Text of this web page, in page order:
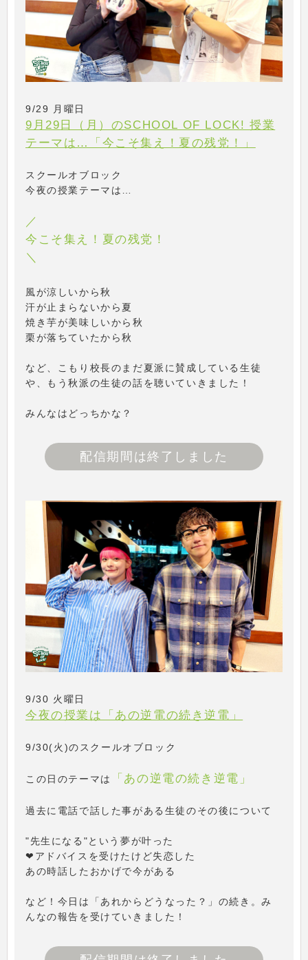
9/29 月曜日
9月29日（月）のSCHOOL OF LOCK! 授業
テーマは…「今こそ集え！夏の残党！」
スクールオブロック
今夜の授業テーマは…
／
今こそ集え！夏の残党！
＼
風が涼しいから秋
汗が止まらないから夏
焼き芋が美味しいから秋
栗が落ちていたから秋
など、こもり校長のまだ夏派に賛成している生徒
や、もう秋派の生徒の話を聴いていきました！
みんなはどっちかな？
配信期間は終了しました
9/30 火曜日
今夜の授業は「あの逆電の続き逆電」
9/30(火)のスクールオブロック
この日のテーマは 「あの逆電の続き逆電」
過去に電話で話した事がある生徒のその後について
"先生になる"という夢が叶った
❤アドバイスを受けたけど失恋した
あの時話したおかげで今がある
など！今日は「あれからどうなった？」の続き。み
んなの報告を受けていきました！